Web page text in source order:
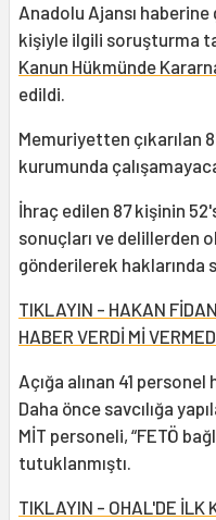
Anadolu Ajansı haberine
kişiyle ilgili soruşturma
Kanun Hükmünde
edildi.
Memuriyetten çıkarılan
kurumunda
İhraç edilen 87 kişinin
sonuçları ve delillerden
gönderilerek haklarında
TIKLAYIN - HAKAN
HABER VERDİ Mİ
Açığa alınan 41
Daha önce savcılığa
MİT personeli, “FETÖ
tutuklanmıştı.
TIKLAYIN - OHAL'DE İLK